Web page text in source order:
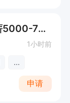
化肥销售业务员【五险一金+月薪5000-7000】
1小时前
...
申请